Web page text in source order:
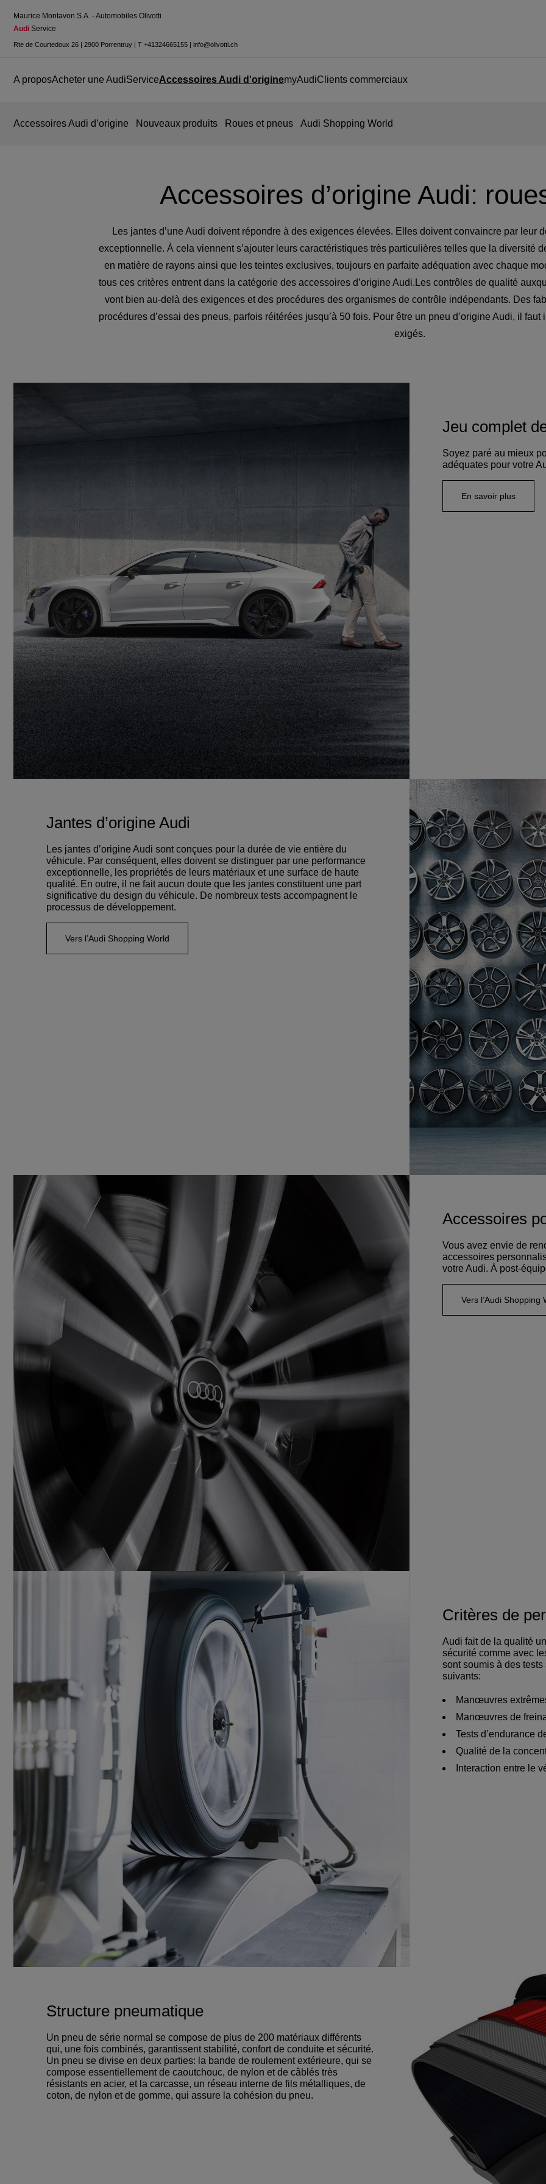
Maurice Montavon S.A. - Automobiles Olivotti
Audi Service
Rte de Courtedoux 26 | 2900 Porrentruy | T +41324665155 | info@olivotti.ch
A proposAcheter une AudiServiceAccessoires Audi d'originemyAudiClients commerciaux
Accessoires Audi d’origine Nouveaux produits Roues et pneus Audi Shopping World
Accessoires d’origine Audi:
Les jantes d’une Audi doivent répondre à des exigences élevées. Elles doivent convaincre par leur
exceptionnelle. À cela viennent s’ajouter leurs caractéristiques très particulières telles que la diversité
en matière de rayons ainsi que les teintes exclusives, toujours en parfaite adéquation avec chaque
tous ces critères entrent dans la catégorie des accessoires d’origine Audi.Les contrôles de qualité
vont bien au-delà des exigences et des procédures des organismes de contrôle indépendants. Des
procédures d’essai des pneus, parfois réitérées jusqu’à 50 fois. Pour être un pneu d’origine Audi, il
exigés.
Jeu complet
Soyez paré au mieux
adéquates pour votre
En savoir plus
Jantes d’origine Audi
Les jantes d’origine Audi sont conçues pour la durée de vie entière du
véhicule. Par conséquent, elles doivent se distinguer par une performance
exceptionnelle, les propriétés de leurs matériaux et une surface de haute
qualité. En outre, il ne fait aucun doute que les jantes constituent une part
significative du design du véhicule. De nombreux tests accompagnent le
processus de développement.
Vers l’Audi Shopping World
Accessoires
Vous avez envie de
accessoires
votre Audi. À post-
Vers l’Audi Shopping
Critères de
Audi fait de la qualité
sécurité comme avec
sont soumis à des
suivants:
Manœuvres
Manœuvres de
Tests d’endurance
Qualité de la
Interaction entre le
Structure pneumatique
Un pneu de série normal se compose de plus de 200 matériaux différents
qui, une fois combinés, garantissent stabilité, confort de conduite et sécurité.
Un pneu se divise en deux parties: la bande de roulement extérieure, qui se
compose essentiellement de caoutchouc, de nylon et de câblés très
résistants en acier, et la carcasse, un réseau interne de fils métalliques, de
coton, de nylon et de gomme, qui assure la cohésion du pneu.